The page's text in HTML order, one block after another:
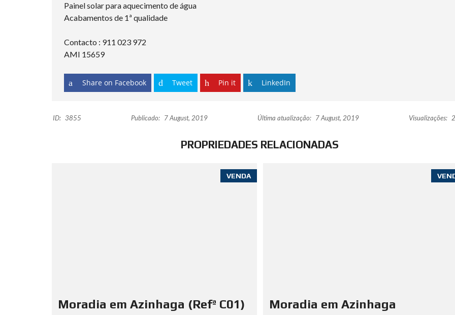
Painel solar para aquecimento de água
Acabamentos de 1ª qualidade
Contacto : 911 023 972
AMI 15659
Share on Facebook Tweet Pin it LinkedIn
ID: 3855 Publicado: 7 August, 2019 Última atualização: 7 August, 2019 Visualizações:
PROPRIEDADES RELACIONADAS
VENDA
Moradia em Azinhaga (Refª C01) Moradia em Azinhaga